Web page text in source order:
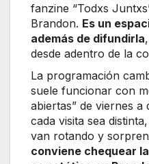
fanzine “Todxs
Brandon. Es un
además de difundirla
desde adentro de la
La programación
suele funcionar con
abiertas” de viernes a
cada visita sea
van rotando y
conviene chequear